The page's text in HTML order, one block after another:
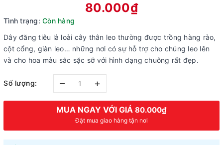
80.000₫
Tình trạng: Còn hàng
Dây đăng tiêu là loài cây thân leo thường được trồng hàng rào,
cột cổng, giàn leo… những nơi có sự hỗ trợ cho chúng leo lên
và cho hoa màu sắc sặc sỡ với hình dạng chuông rất đẹp.
Số lượng: – +
MUA NGAY VỚI GIÁ 80.000₫
Đặt mua giao hàng tận nơi